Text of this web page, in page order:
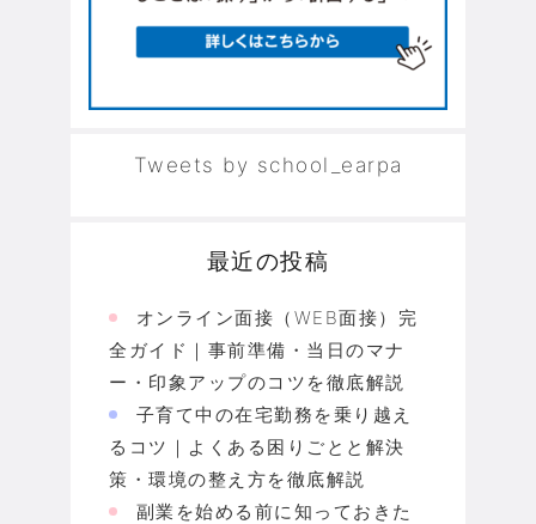
Tweets by school_earpa
最近の投稿
オンライン面接（WEB面接）完
全ガイド｜事前準備・当日のマナ
ー・印象アップのコツを徹底解説
子育て中の在宅勤務を乗り越え
るコツ｜よくある困りごとと解決
策・環境の整え方を徹底解説
副業を始める前に知っておきた